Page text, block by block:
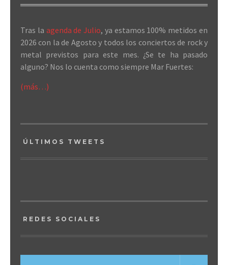
Tras la agenda de Julio, ya estamos 100% metidos en
2026 con la de Agosto y todos los conciertos de rock y
metal previstos para este mes. ¿Se te ha pasado
alguno? Nos lo cuenta como siempre Mar Fuertes:
(más…)
ÚLTIMOS TWEETS
REDES SOCIALES